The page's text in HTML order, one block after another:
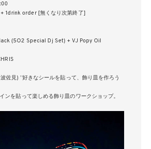
1drink order [無くなり次第終了]
(5O2 Special Dj Set) + VJ Popy Oil
佐見) ”好きなシールを貼って、飾り皿を作ろう
ンを貼って楽しめる飾り皿のワークショップ。